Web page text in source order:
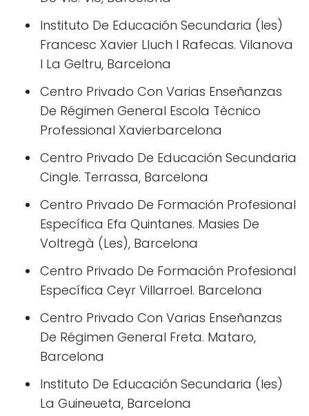
Instituto De Educación Secundaria (Ies)
Francesc Xavier Lluch I Rafecas. Vilanova
I La Geltru, Barcelona
Centro Privado Con Varias Enseñanzas
De Régimen General Escola Tècnico
Professional Xavierbarcelona
Centro Privado De Educación Secundaria
Cingle. Terrassa, Barcelona
Centro Privado De Formación Profesional
Específica Efa Quintanes. Masies De
Voltregà (Les), Barcelona
Centro Privado De Formación Profesional
Específica Ceyr Villarroel. Barcelona
Centro Privado Con Varias Enseñanzas
De Régimen General Freta. Mataro,
Barcelona
Instituto De Educación Secundaria (Ies)
La Guineueta, Barcelona